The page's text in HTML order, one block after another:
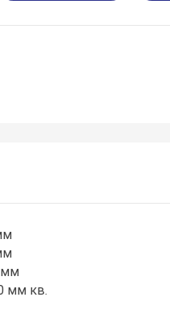
мм
мм кв.